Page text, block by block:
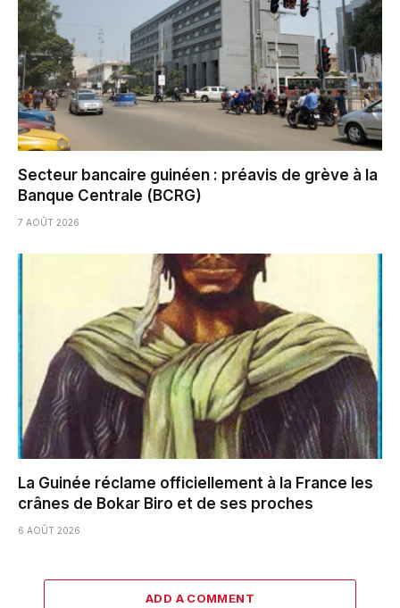
Secteur bancaire guinéen : préavis de grève à la
Banque Centrale (BCRG)
7 AOÛT 2026
La Guinée réclame officiellement à la France les
crânes de Bokar Biro et de ses proches
6 AOÛT 2026
ADD A COMMENT